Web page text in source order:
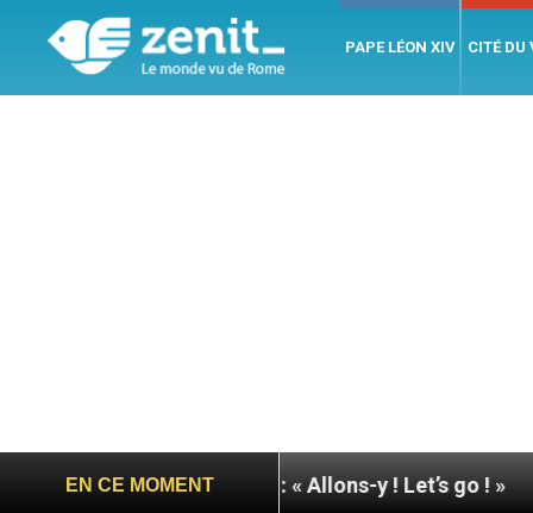
PAPE LÉON XIV CITÉ DU
EN CE MOMENT
pape à Assise : « Allons-y ! Let’s go ! »